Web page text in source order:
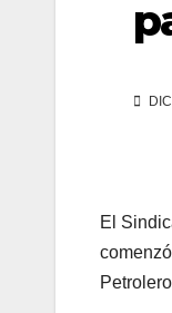
El